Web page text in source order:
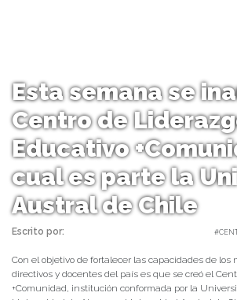
Esta semana se
Centro de
Educativo
cual es parte la
Austral de Chile
Escrito por:
Con el objetivo de fortalecer las capacidades de los
directivos y docentes del país es que se creó el
+Comunidad, institución conformada por la